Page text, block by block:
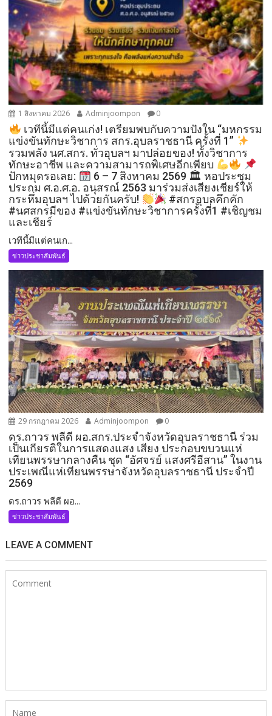
1 สิงหาคม 2026 Adminjoompon 0
เวทีนี้มีแต่คนเก่ง! เตรียมพบกับความปังใน “มหกรรม
แข่งขันทักษะวิชาการ สกร.อุบลราชธานี ครั้งที่ 1”
รวมพลัง นศ.สกร. ทั่วอุบลฯ มาปล่อยของ! ทั้งวิชาการ
ทักษะอาชีพ และความสามารถพิเศษอีกเพียบ
ปักหมุดรอเลย:
6 – 7 สิงหาคม 2569 🏛 หอประชุม
ประถม ศ.อ.ศ.อ. อนุสรณ์ 2563 ​มาร่วมส่งเสียงเชียร์ให้
กระหึ่มอุบลฯ ไปด้วยกันครับ!
​#สกรอุบลคึกคัก
#นศสกรมีของ #แข่งขันทักษะวิชาการครั้งที่1 #เชิญชม
และเชียร์
เวทีนี้มีแต่คนเก...
ข่าวประชาสัมพันธ์
29 กรกฎาคม 2026 Adminjoompon 0
ดร.ถาวร พลีดี ผอ.สกร.ประจำจังหวัดอุบลราชธานี ร่วม
เป็นเกียรติในการแสดงแสง เสียง ประกอบขบวนแห่
เทียนพรรษากลางคืน ชุด “อัศจรย์ แสงศรีอีสาน” ในงาน
ประเพณีแห่เทียนพรรษาจังหวัดอุบลราชธานี ประจำปี
2569
ดร.ถาวร พลีดี ผอ...
ข่าวประชาสัมพันธ์
LEAVE A COMMENT